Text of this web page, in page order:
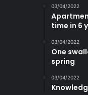
03/04/2022
time in 6
03/04/2022
One
spring
03/04/2022